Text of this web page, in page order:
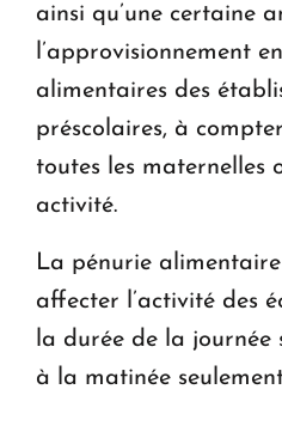
ainsi qu’une certaine
l’approvisionnement
alimentaires des
préscolaires, à
toutes les maternelles
activité.
La pénurie
affecter l’activité des
la durée de la journée
à la matinée